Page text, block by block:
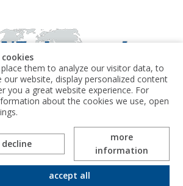
Kuhne electronic GmbH
cookies
them to analyze our visitor data, to
our website, display personalized content
you a great website experience. For
about the cookies we use, open
decline
accept all
more
information